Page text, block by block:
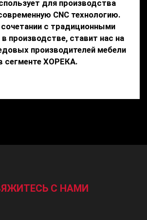
для производства
CNC технологию.
с традиционными
производстве, ставит нас на
производителей мебели
сегменте ХОРЕКА.
С НАМИ